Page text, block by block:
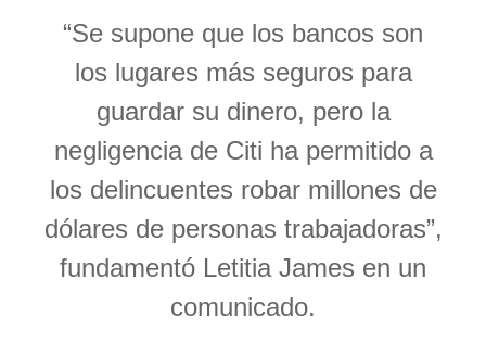
“Se supone que los bancos son
los lugares más seguros para
guardar su dinero, pero la
negligencia de Citi ha permitido a
los delincuentes robar millones de
dólares de personas trabajadoras”,
fundamentó Letitia James en un
comunicado.